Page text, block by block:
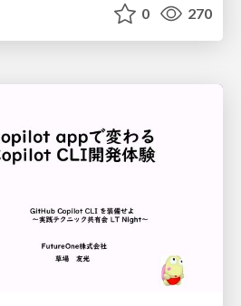
0 270